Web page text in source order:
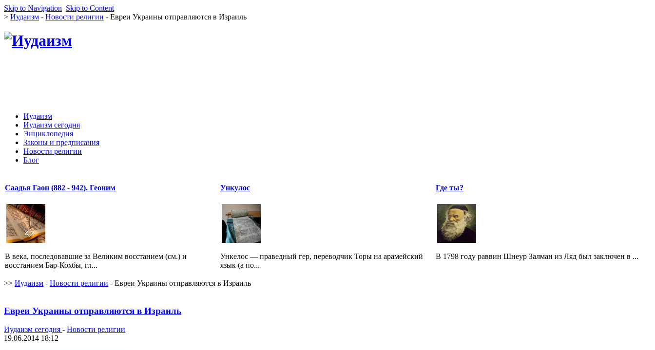
Skip to Navigation Skip to Content
> Иудаизм - Новости религии - Евреи Украины отправляются в Израиль
Иудаизм
Иудаизм сегодня
Энциклопедия
Законы и предписания
Новости религии
Блог
Саадья Гаон (882 - 942). Геоним
В века, последовавшие за Великим восстанием (см.) и
восстанием Бар-Кохбы, гл...
Ункулос
Ункелос — праведный гер, переводчик Торы на арамейский
язык (а по...
Где ты?
В 1798 году раввин Шнеур Залман из Ляд был заключен в ...
>> Иудаизм - Новости религии - Евреи Украины отправляются в Израиль
Евреи Украины отправляются в Израиль
Иудаизм сегодня - Новости религии
19.06.2014 18:12